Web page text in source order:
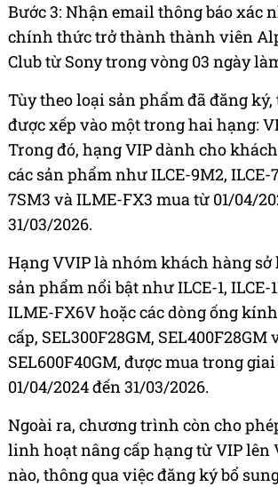
Bước 3: Nhận email thông báo xác
chính thức trở thành thành viên
Club từ Sony trong vòng 03 ngày
Tùy theo loại sản phẩm đã đăng
được xếp vào một trong hai hạng:
Trong đó, hạng VIP dành cho
các sản phẩm như ILCE-9M2, ILCE-
7SM3 và ILME-FX3 mua từ 01/04/
31/03/2026.
Hạng VVIP là nhóm khách hàng
sản phẩm nổi bật như ILCE-1, ILCE-
ILME-FX6V hoặc các dòng ống
cấp, SEL300F28GM, SEL400F28GM
SEL600F40GM, được mua trong
01/04/2024 đến 31/03/2026.
Ngoài ra, chương trình còn cho
linh hoạt nâng cấp hạng từ VIP lên
nào, thông qua việc đăng ký bổ